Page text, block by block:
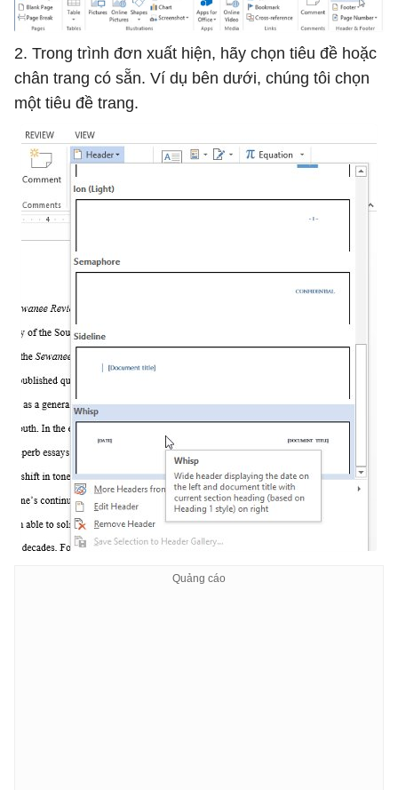
2. Trong trình đơn xuất hiện, hãy chọn tiêu đề hoặc
chân trang có sẵn. Ví dụ bên dưới, chúng tôi chọn
một tiêu đề trang.